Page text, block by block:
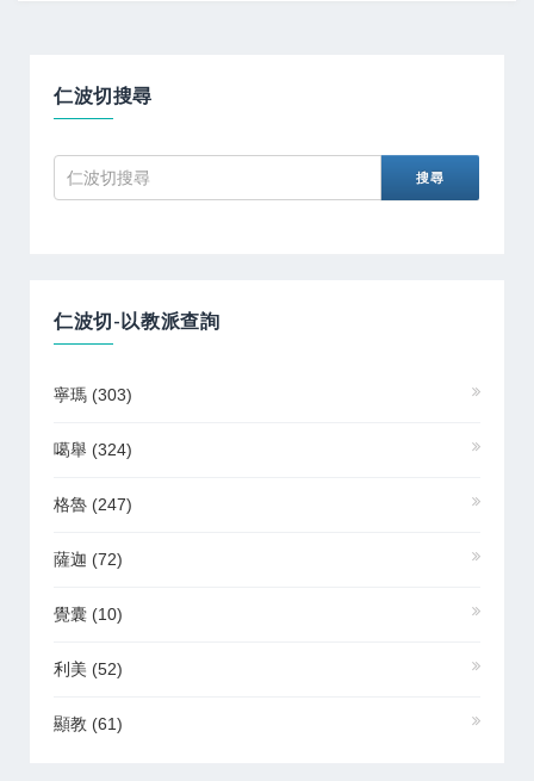
仁波切搜尋
仁波切-以教派查詢
寧瑪 (303)
噶舉 (324)
格魯 (247)
薩迦 (72)
覺囊 (10)
利美 (52)
顯教 (61)